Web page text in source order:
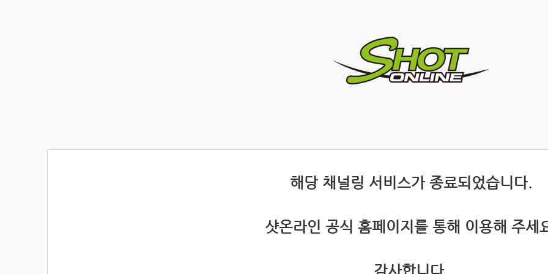
해당 채널링 서비스가 종료되었습니다.
샷온라인 공식 홈페이지를 통해 이용해 주세